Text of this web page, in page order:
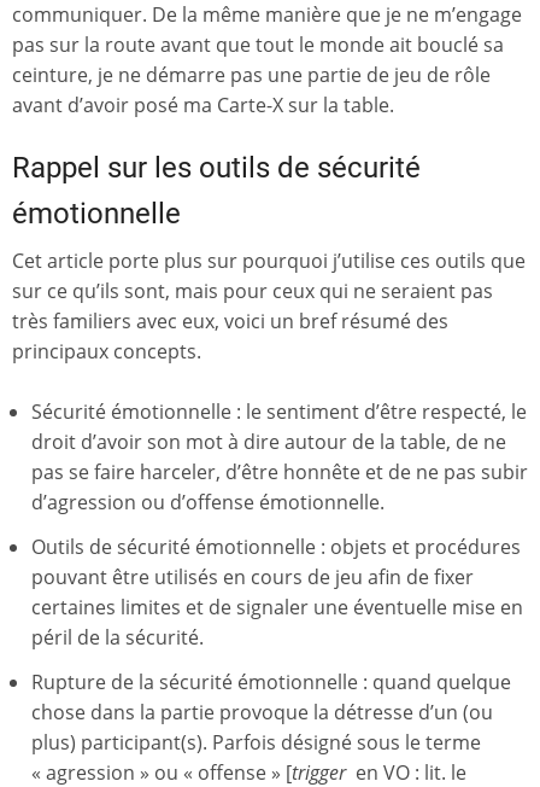
communiquer. De la même manière que je ne m’engage
pas sur la route avant que tout le monde ait bouclé sa
ceinture, je ne démarre pas une partie de jeu de rôle
avant d’avoir posé ma Carte-X sur la table.
Rappel sur les outils de sécurité
émotionnelle
Cet article porte plus sur pourquoi j’utilise ces outils que
sur ce qu’ils sont, mais pour ceux qui ne seraient pas
très familiers avec eux, voici un bref résumé des
principaux concepts.
Sécurité émotionnelle : le sentiment d’être respecté, le
droit d’avoir son mot à dire autour de la table, de ne
pas se faire harceler, d’être honnête et de ne pas subir
d’agression ou d’offense émotionnelle.
Outils de sécurité émotionnelle : objets et procédures
pouvant être utilisés en cours de jeu afin de fixer
certaines limites et de signaler une éventuelle mise en
péril de la sécurité.
Rupture de la sécurité émotionnelle : quand quelque
chose dans la partie provoque la détresse d’un (ou
plus) participant(s). Parfois désigné sous le terme
« agression » ou « offense » [triggeren VO : lit. le